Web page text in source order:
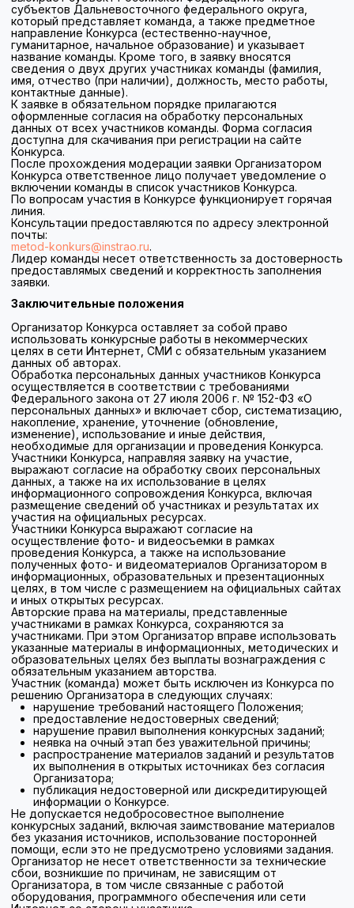
Организатор оставляет за собой право вносить
изменения в настоящее Положение с обязательным
размещением актуальной редакции на официальном сайте
Конкурса.
Информирование участников Конкурса осуществляется
посредством размещения информации на официальном
сайте Конкурса, а также направления уведомлений на
адреса электронной почты, указанные при регистрации.
© ФГБНУ "ИСМО им. В.С. Леднева" 2026 год
О конкурсе
Задать вопрос